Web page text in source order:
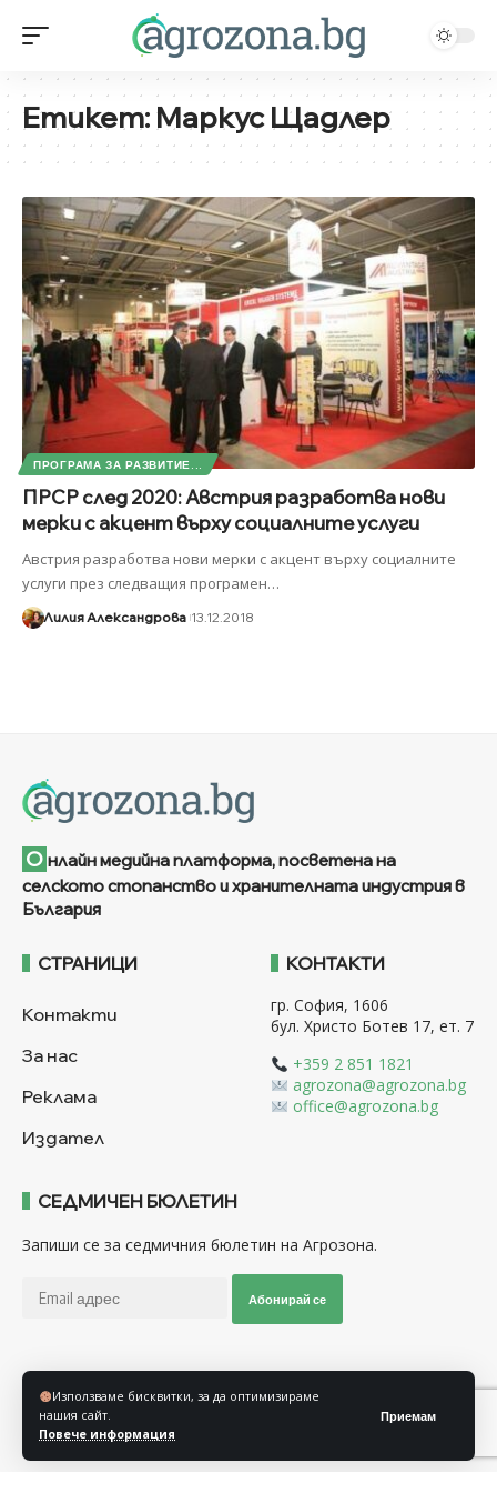
Използваме бисквитки, за да оптимизираме
нашия сайт.
Повече информация
Приемам
Етикет:Маркус Щадлер
ПРОГРАМА ЗА РАЗВИТИЕ...
ПРСР след 2020: Австрия разработва нови
мерки с акцент върху социалните услуги
Австрия разработва нови мерки с акцент върху социалните
услуги през следващия програмен…
Лилия Александрова 13.12.2018
О нлайн медийна платформа, посветена на
селското стопанство и хранителната индустрия в
България
СТРАНИЦИ
Контакти
За нас
Реклама
Издател
КОНТАКТИ
гр. София, 1606
бул. Христо Ботев 17, ет. 7
+359 2 851 1821
agrozona@agrozona.bg
office@agrozona.bg
СЕДМИЧЕН БЮЛЕТИН
Запиши се за седмичния бюлетин на Агрозона.
Абонирай се
Последвайте ни